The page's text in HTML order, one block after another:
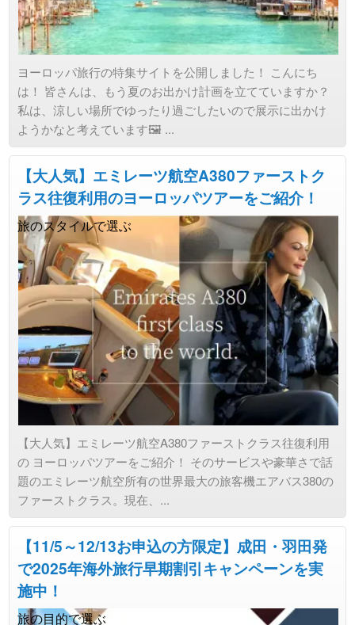
ヨーロッパ旅行の特集サイトを公開しました！ こんにち
は！ 皆さんは、もう夏のお出かけ計画を立てていますか？
私は、涼しい場所でゆったり過ごしたいので展示に出かけ
ようかなと考えています🖼️ ...
【大人気】エミレーツ航空A380ファーストク
ラス往復利用のヨーロッパツアーをご紹介！
旅のスタイルで選ぶ
【大人気】エミレーツ航空A380ファーストクラス往復利用
の ヨーロッパツアーをご紹介！ そのサービスや豪華さで話
題のエミレーツ航空所有の世界最大の旅客機エアバス380の
ファーストクラス。現在、...
【11/5～12/13お申込の方限定】成田・羽田発
で2025年海外旅行早期割引キャンペーンを実
施中！
旅の目的で選ぶ